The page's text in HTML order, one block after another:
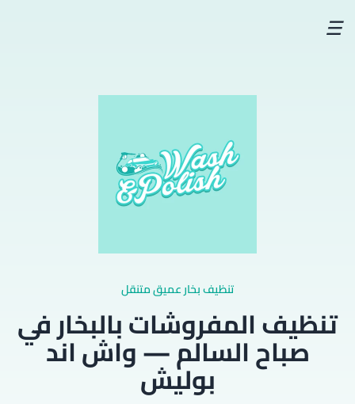
☰
تنظيف بخار عميق متنقل
تنظيف المفروشات بالبخار في
صباح السالم — واش اند
بوليش